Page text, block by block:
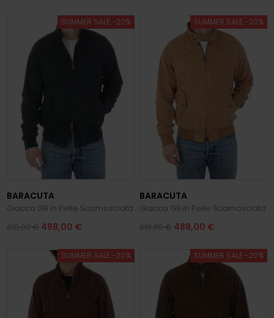
SUMMER SALE -20%
BARACUTA
Giacca G9 in Pelle Scamosciata
610,00 € 488,00 €
SUMMER SALE -20%
BARACUTA
Giacca G9 in Pelle Scamosciata
610,00 € 488,00 €
SUMMER SALE -20% SUMMER SALE -20%